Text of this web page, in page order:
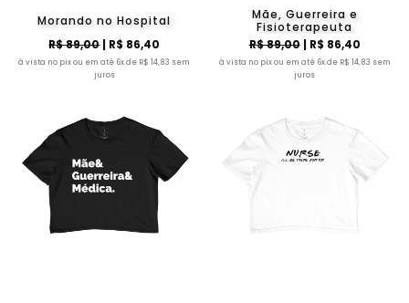
Morando no Hospital
R$ 89,00| R$ 86,40
à vista no pix ou em até 6x de R$ 14,83 sem
juros
Mãe, Guerreira e
Fisioterapeuta
R$ 89,00| R$ 86,40
à vista no pix ou em até 6x de R$ 14,83 sem
juros